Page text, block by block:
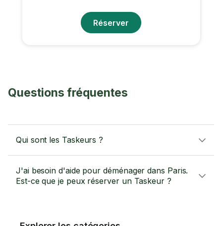
Réserver
Questions fréquentes
Qui sont les Taskeurs ?
J'ai besoin d'aide pour déménager dans Paris.
Est-ce que je peux réserver un Taskeur ?